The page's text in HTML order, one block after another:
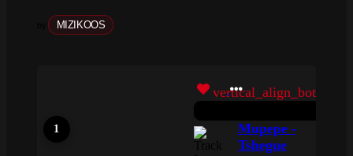
MIZIKOOS
vertical_align_bottom
Mupepe -
Tshegue